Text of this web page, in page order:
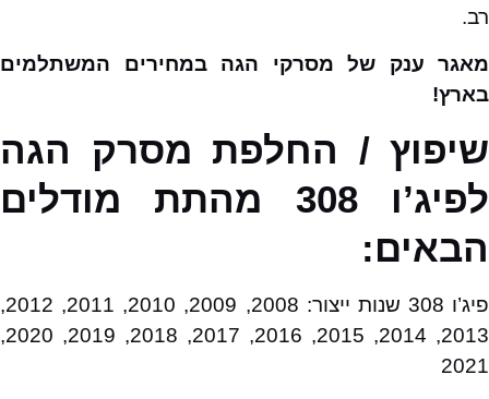
רב.
מאגר ענק של מסרקי הגה במחירים המשתלמים
בארץ!
שיפוץ / החלפת מסרק הגה
לפיג’ו 308 מהתת מודלים
הבאים:
פיג’ו 308 שנות ייצור: 2008, 2009, 2010, 2011, 2012,
2013, 2014, 2015, 2016, 2017, 2018, 2019, 2020,
2021